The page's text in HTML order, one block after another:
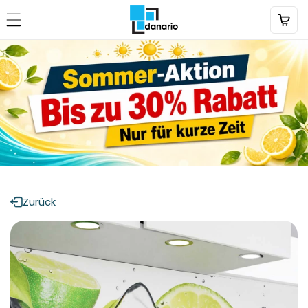
zum
Inhalt
Zurück